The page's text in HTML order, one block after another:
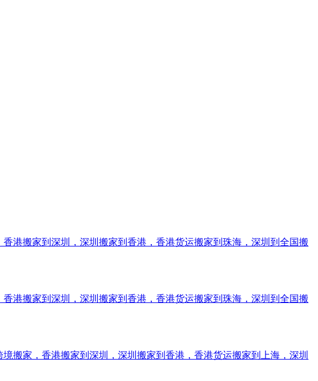
港搬家到深圳，深圳搬家到香港，香港货运搬家到珠海，深圳到全国搬
港搬家到深圳，深圳搬家到香港，香港货运搬家到珠海，深圳到全国搬
搬家，香港搬家到深圳，深圳搬家到香港，香港货运搬家到上海，深圳